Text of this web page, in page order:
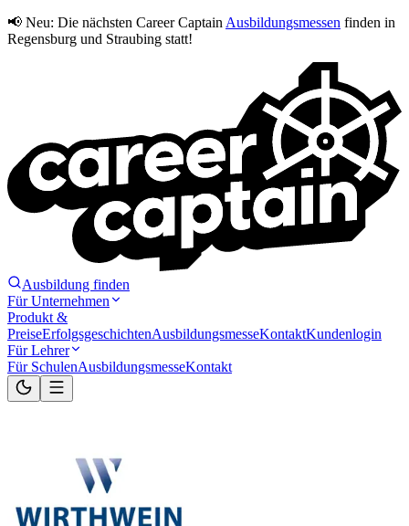
📢 Neu: Die nächsten Career Captain Ausbildungsmessen finden in
Regensburg und Straubing statt!
Ausbildung finden
Für Unternehmen
Produkt &
PreiseErfolgsgeschichtenAusbildungsmesseKontaktKundenlogin
Für Lehrer
Für SchulenAusbildungsmesseKontakt